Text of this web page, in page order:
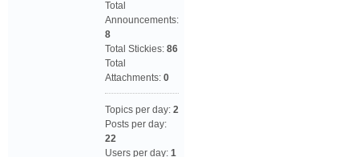
Total
Announcements:
8
Total Stickies: 86
Total
Attachments: 0
Topics per day: 2
Posts per day:
22
Users per day: 1